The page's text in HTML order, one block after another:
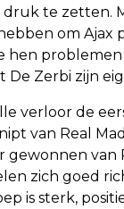
te zetten.
om Ajax
hen
De Zerbi zijn
verloor de
van Real
gewonnen van
zich goed
is sterk,